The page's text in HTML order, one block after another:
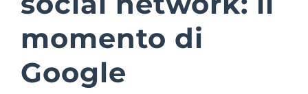
Suite Login
momento di
Google